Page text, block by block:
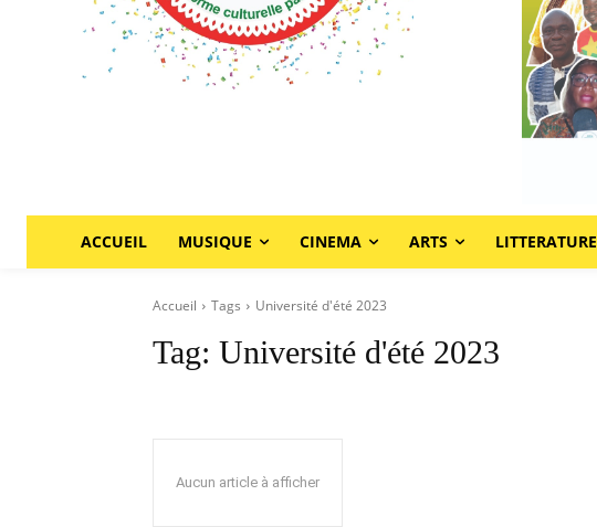
ACCUEIL MUSIQUE CINEMA ARTS LITTERATURE
Accueil Tags Université d'été 2023
Tag: Université d'été 2023
Aucun article à afficher